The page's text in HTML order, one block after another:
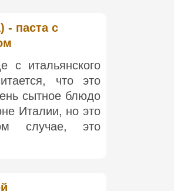
- паста с
с итальянского
что это
сытное блюдо
Италии, но это
случае, это